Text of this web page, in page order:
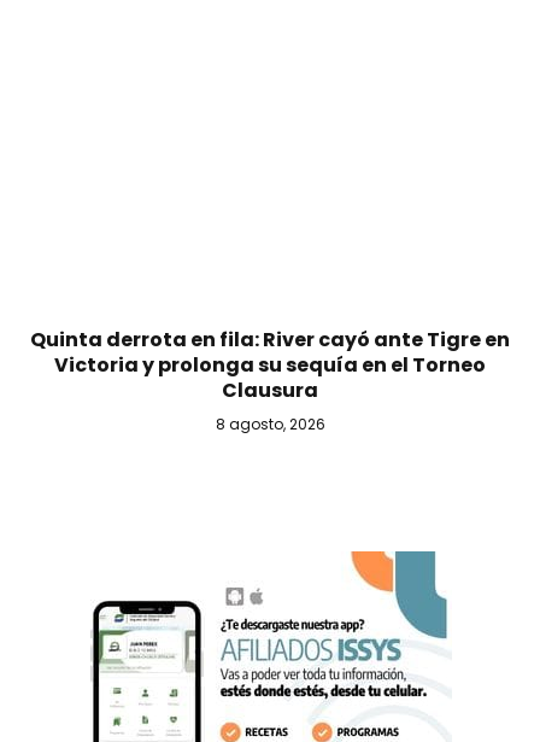
Quinta derrota en fila: River cayó ante Tigre en
Victoria y prolonga su sequía en el Torneo
Clausura
8 agosto, 2026